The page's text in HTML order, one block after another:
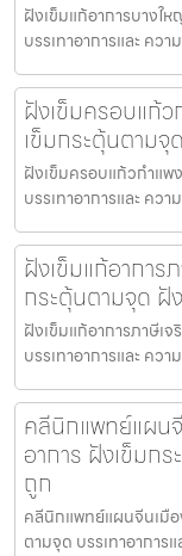
ฝังเข็มแก้อาการบางใ
บรรเทาอาการและ คว
ฝังเข็มครอบแก้
เข็มกระตุ้นตาม
ฝังเข็มครอบแก้วกำแพ
บรรเทาอาการและ คว
ฝังเข็มแก้อาการ
กระตุ้นตามจุด ฝั
ฝังเข็มแก้อาการภาษีเ
บรรเทาอาการและ คว
คลีนิกแพทย์แผน
อาการ ฝังเข็มก
ถูก
คลีนิกแพทย์แผนจีนเมือ
ตามจุด บรรเทาอาการ